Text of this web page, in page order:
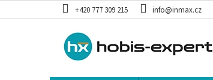
na
+420 777 309 215 info@inmax.cz